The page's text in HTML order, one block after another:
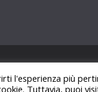
byWordPress.
l'esperienza più
Tuttavia, puoi